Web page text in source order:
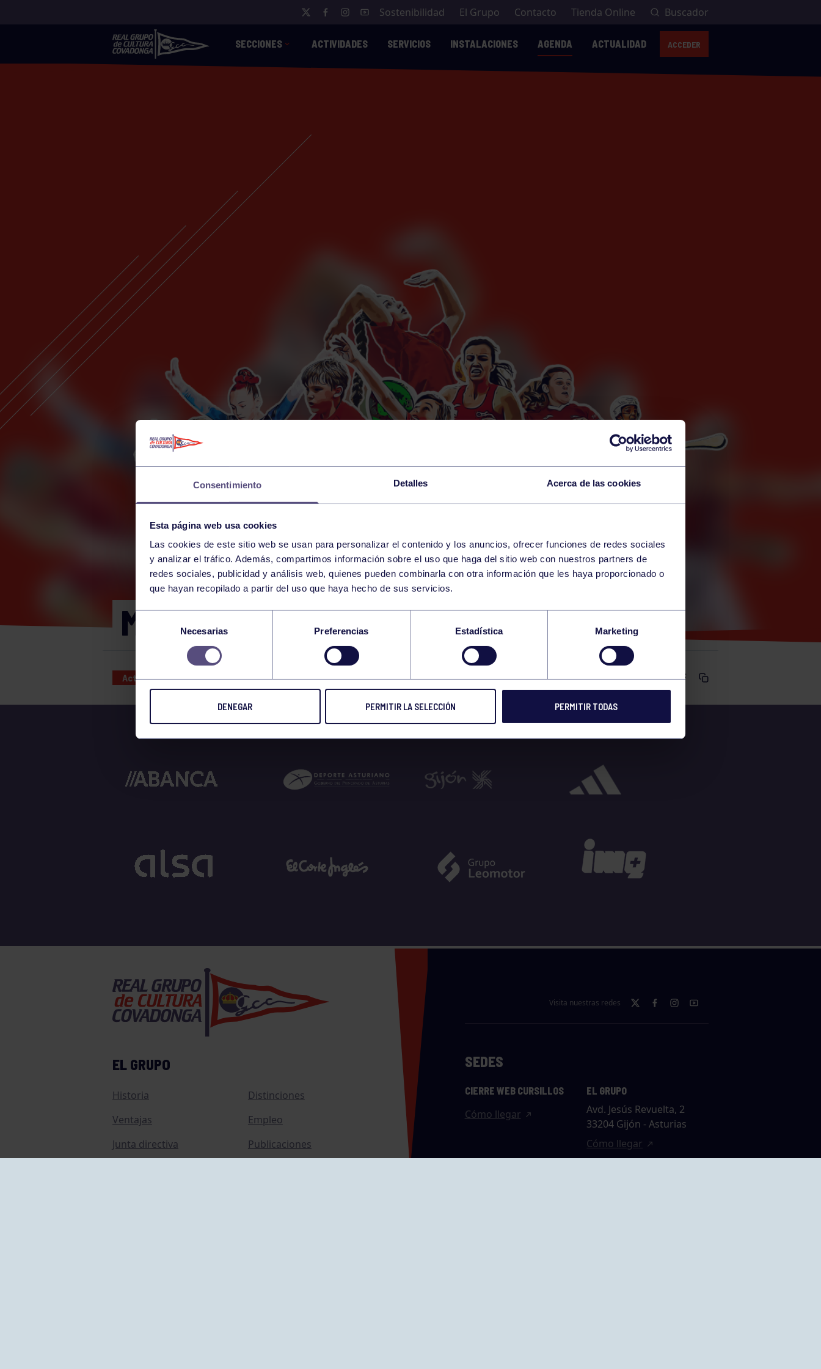
Consentimiento Detalles Acerca de las cookies
Esta página web usa cookies
Las cookies de este sitio web se usan para personalizar el contenido y los anuncios, ofrecer funciones de redes sociales
y analizar el tráfico. Además, compartimos información sobre el uso que haga del sitio web con nuestros partners de
redes sociales, publicidad y análisis web, quienes pueden combinarla con otra información que les haya proporcionado o
que hayan recopilado a partir del uso que haya hecho de sus servicios.
consentimiento
Necesarias Preferencias Estadística Marketing
DENEGAR PERMITIR LA SELECCIÓN PERMITIR TODAS
Sostenibilidad El Grupo Contacto Tienda Online Buscador
SECCIONES ACTIVIDADES SERVICIOS INSTALACIONES AGENDA ACTUALIDAD ACCEDER
3 FRIDAY
JULY
MI PRIMERA ACAMPADA 3 JULIO
Actividades deportivas 03 JUL 2026 Comparte
EL GRUPO
Historia
Distinciones
Ventajas
Empleo
Junta directiva
Publicaciones
Visita nuestras redes
SEDES
CIERRE WEB CURSILLOS
Cómo llegar
EL GRUPO
Avd. Jesús Revuelta, 2
33204 Gijón - Asturias
Cómo llegar